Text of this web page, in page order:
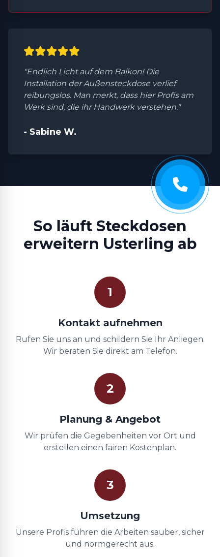
"Endlich Licht auf dem Balkon! Die
Installation der Außensteckdose verlief
reibungslos. Man merkt, dass hier Profis am
Werk sind, die ihr Handwerk verstehen."
- Sabine W.
So läuft Steckdosen
erweitern Usterling ab
1
Kontakt aufnehmen
Rufen Sie uns an und schildern Sie Ihr Anliegen.
Wir beraten Sie direkt am Telefon.
2
Planung & Angebot
Wir prüfen die Gegebenheiten vor Ort und
erstellen einen fairen Kostenplan.
3
Umsetzung
Unsere Profis führen die Arbeiten sauber, sicher
und normgerecht aus.